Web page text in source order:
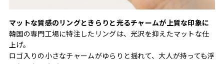
マットな質感のリングときらりと光るチャームが上質な印象に
韓国の専門工場に特注したリングは、光沢を抑えたマットな仕
上げ。
ロゴ入りの小さなチャームがゆらりと揺れて、大人が持っても浮